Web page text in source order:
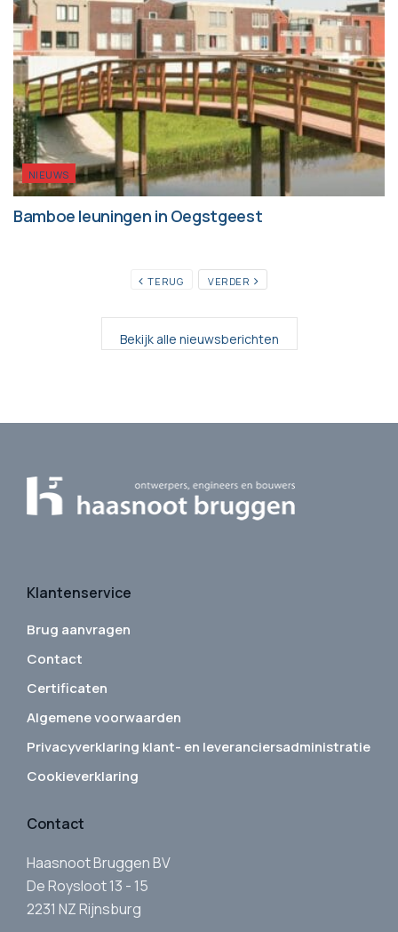
NIEUWS
Bamboe leuningen in Oegstgeest
TERUG VERDER
Bekijk alle nieuwsberichten
Klantenservice
Brug aanvragen
Contact
Certificaten
Algemene voorwaarden
Privacyverklaring klant- en leveranciersadministratie
Cookieverklaring
Contact
Haasnoot Bruggen BV
De Roysloot 13 - 15
2231 NZ Rijnsburg